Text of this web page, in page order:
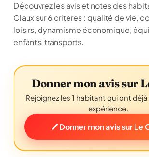
Découvrez les avis et notes des
Claux sur 6 critères : qualité de vie,
loisirs, dynamisme économique,
enfants, transports.
Donner mon avis sur
Rejoignez les 1 habitant qui ont
expérience.
Donner mon avis sur Le